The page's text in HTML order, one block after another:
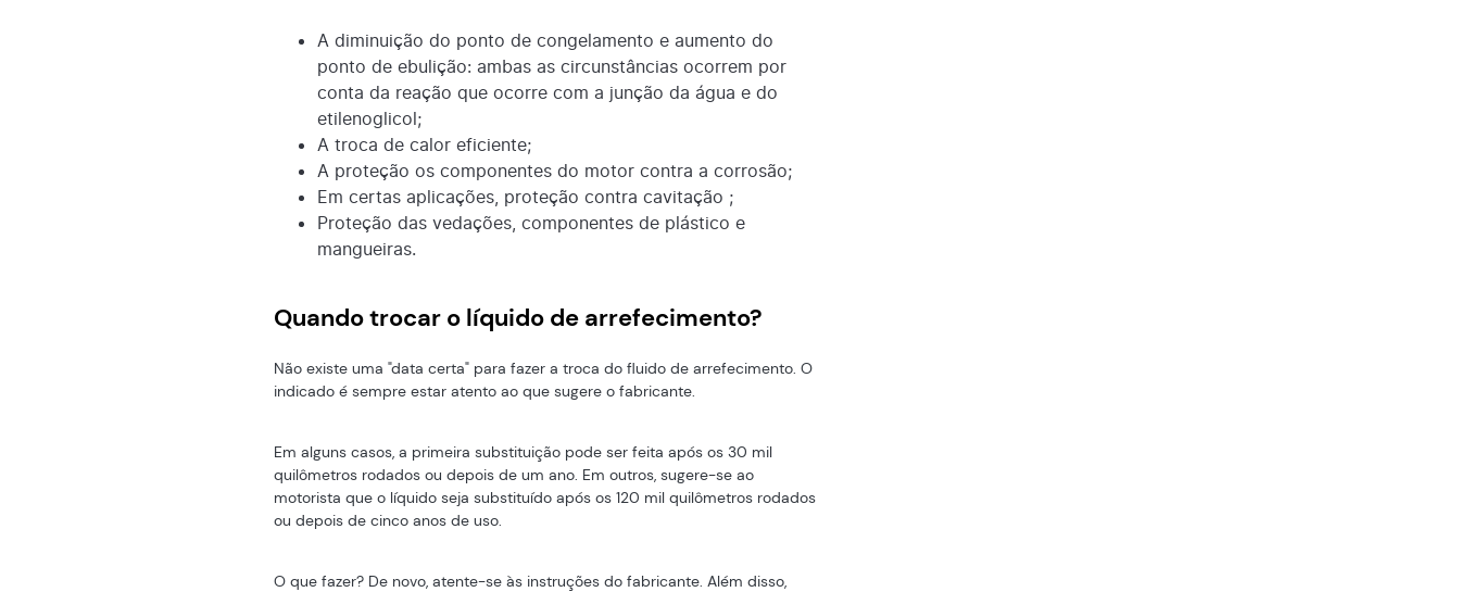
A diminuição do ponto de congelamento e aumento do
ponto de ebulição: ambas as circunstâncias ocorrem por
conta da reação que ocorre com a junção da água e do
etilenoglicol;
A troca de calor eficiente;
A proteção os componentes do motor contra a corrosão;
Em certas aplicações, proteção contra cavitação ;
Proteção das vedações, componentes de plástico e
mangueiras.
Quando trocar o líquido de arrefecimento?
Não existe uma "data certa" para fazer a troca do fluido de arrefecimento. O
indicado é sempre estar atento ao que sugere o fabricante.
Em alguns casos, a primeira substituição pode ser feita após os 30 mil
quilômetros rodados ou depois de um ano. Em outros, sugere-se ao
motorista que o líquido seja substituído após os 120 mil quilômetros rodados
ou depois de cinco anos de uso.
O que fazer? De novo, atente-se às instruções do fabricante. Além disso,